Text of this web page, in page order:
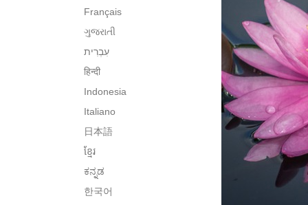
Français
ગુજરાતી
हिन्दी
Indonesia
Italiano
日本語
ខ្មែរ
ಕನ್ನಡ
한국어